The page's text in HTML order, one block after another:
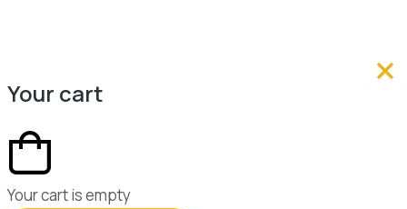
Your cart
Your cart is empty